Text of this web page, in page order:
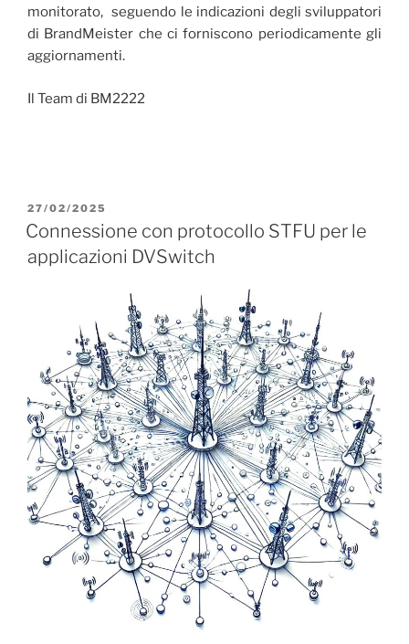
monitorato, seguendo le indicazioni degli sviluppatori
di BrandMeister che ci forniscono periodicamente gli
aggiornamenti.
Il Team di BM2222
PUBBLICATO
IL
27/02/2025
Connessione con protocollo STFU per le
applicazioni DVSwitch